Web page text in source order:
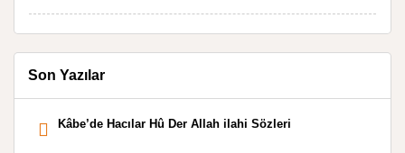
Son Yazılar
Kâbe’de Hacılar Hû Der Allah ilahi Sözleri